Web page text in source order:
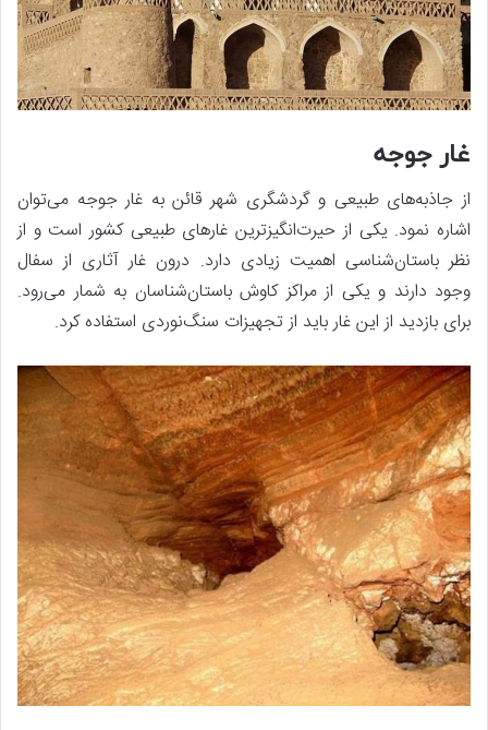
غار جوجه
از جاذبه‌های طبیعی و گردشگری شهر قائن به غار جوجه می‌توان
اشاره نمود. یکی از حیرت‌انگیزترین غارهای طبیعی کشور است و از
نظر باستان‌شناسی اهمیت زیادی دارد. درون غار آثاری از سفال
وجود دارند و یکی از مراکز کاوش باستان‌شناسان به شمار می‌رود.
برای بازدید از این غار باید از تجهیزات سنگ‌نوردی استفاده کرد.